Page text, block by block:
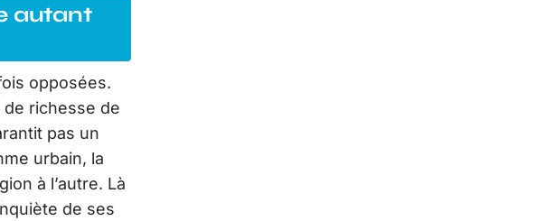
autant
opposées.
de richesse de
pas un
urbain, la
à l’autre. Là
de ses